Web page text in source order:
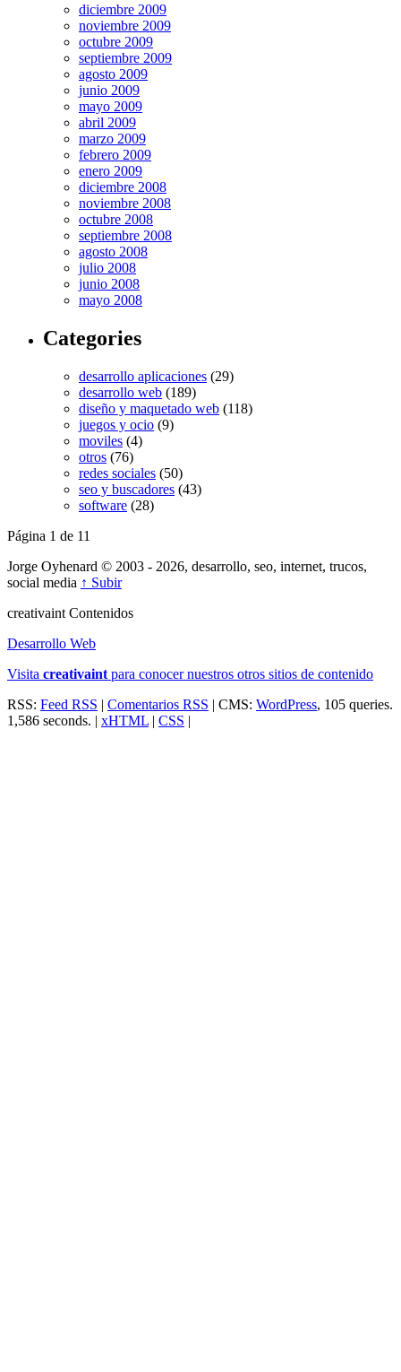
diciembre 2009
noviembre 2009
octubre 2009
septiembre 2009
agosto 2009
junio 2009
mayo 2009
abril 2009
marzo 2009
febrero 2009
enero 2009
diciembre 2008
noviembre 2008
octubre 2008
septiembre 2008
agosto 2008
julio 2008
junio 2008
mayo 2008
Categories
desarrollo aplicaciones (29)
desarrollo web (189)
diseño y maquetado web (118)
juegos y ocio (9)
moviles (4)
otros (76)
redes sociales (50)
seo y buscadores (43)
software (28)
Página 1 de 11
Jorge Oyhenard © 2003 - 2026, desarrollo, seo, internet, trucos,
social media ↑ Subir
creativaint Contenidos
Desarrollo Web
Visita creativaint para conocer nuestros otros sitios de contenido
RSS: Feed RSS | Comentarios RSS | CMS: WordPress, 105 queries.
1,586 seconds. | xHTML | CSS |